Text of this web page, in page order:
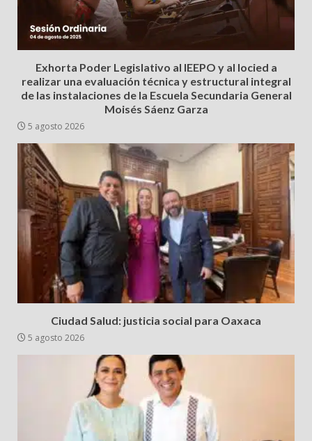
Exhorta Poder Legislativo al IEEPO y al Iocied a
realizar una evaluación técnica y estructural integral
de las instalaciones de la Escuela Secundaria General
Moisés Sáenz Garza
5 agosto 2026
Ciudad Salud: justicia social para Oaxaca
5 agosto 2026